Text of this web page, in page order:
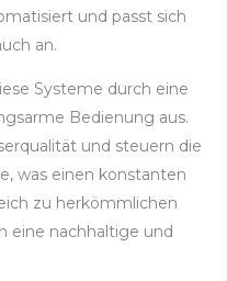
und passt sich
an.
Systeme durch eine
Bedienung aus.
und steuern die
was einen konstanten
zu herkömmlichen
eine nachhaltige und